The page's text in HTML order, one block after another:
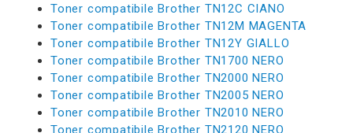
Toner compatibile Brother TN12C CIANO
Toner compatibile Brother TN12M MAGENTA
Toner compatibile Brother TN12Y GIALLO
Toner compatibile Brother TN1700 NERO
Toner compatibile Brother TN2000 NERO
Toner compatibile Brother TN2005 NERO
Toner compatibile Brother TN2010 NERO
Toner compatibile Brother TN2120 NERO